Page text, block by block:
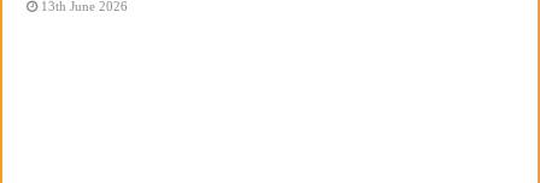
13th June 2026